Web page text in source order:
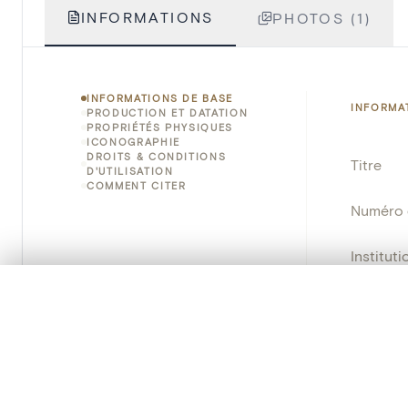
INFORMATIONS PHOTOS (1)
INFORMATIONS DE BASE
PRODUCTION ET DATATION
PROPRIÉTÉS PHYSIQUES
ICONOGRAPHIE
DROITS & CONDITIONS
D'UTILISATION
COMMENT CITER
Titre